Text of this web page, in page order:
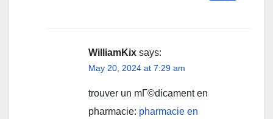
WilliamKix says:
May 20, 2024 at 7:29 am
trouver un mГ©dicament en
pharmacie: pharmacie en